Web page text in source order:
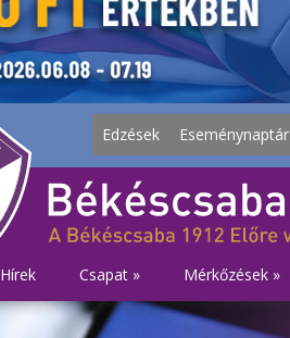
Edzések Eseménynaptár
Hírek Csapat » Mérkőzések »